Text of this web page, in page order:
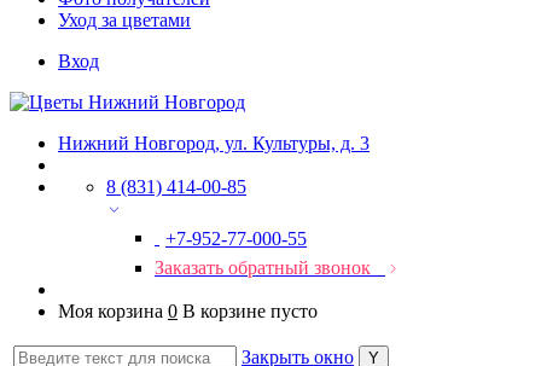
Уход за цветами
Вход
Нижний Новгород, ул. Культуры, д. 3
8 (831) 414-00-85
+7-952-77-000-55
Заказать обратный звонок
Моя корзина 0 В корзине пусто
Закрыть окно